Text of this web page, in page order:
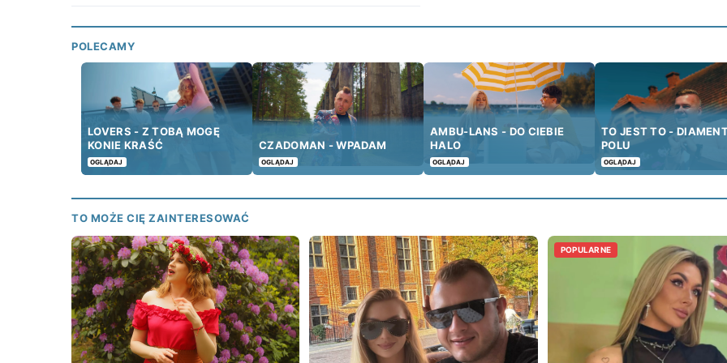
POLECAMY
LOVERS - Z TOBĄ MOGĘ
KONIE KRAŚĆ
OGLĄDAJ
CZADOMAN - WPADAM
OGLĄDAJ
AMBU-LANS - DO CIEBIE
HALO
OGLĄDAJ
TO JEST TO -
POLU
OGLĄDAJ
TO MOŻE CIĘ ZAINTERESOWAĆ
POPULARNE